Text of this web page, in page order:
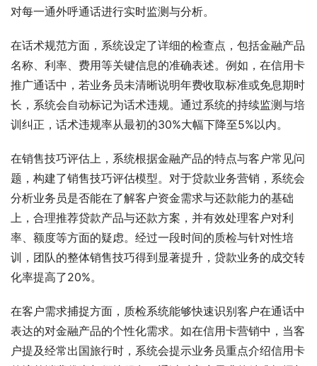
对每一通外呼通话进行实时监测与分析。
在话术规范方面，系统设定了详细的检查点，包括金融产品
名称、利率、费用等关键信息的准确表述。例如，在信用卡
推广通话中，若业务员未清晰说明年费收取标准或免息期时
长，系统会自动标记为话术违规。通过系统的持续监测与培
训纠正，话术违规率从最初的30%大幅下降至5%以内。
在销售技巧评估上，系统根据金融产品的特点与客户常见问
题，构建了销售技巧评估模型。对于贷款业务营销，系统会
分析业务员是否能在了解客户资金需求与还款能力的基础
上，合理推荐贷款产品与还款方案，并有效处理客户对利
率、额度等方面的疑虑。经过一段时间的质检与针对性培
训，团队的整体销售技巧得到显著提升，贷款业务的成交转
化率提高了20%。
在客户需求捕捉方面，质检系统能够快速识别客户在通话中
表达的对金融产品的个性化需求。如在信用卡营销中，当客
户提及经常出国旅行时，系统会提示业务员重点介绍信用卡